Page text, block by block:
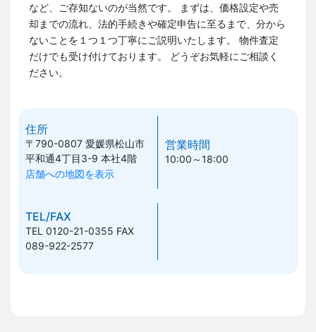
など、ご存知ないのが当然です。
まずは、価格設定や売
却までの流れ、法的手続きや確定申告に至るまで、分から
ないことを１つ１つ丁寧にご説明いたします。 物件査定
だけでも受け付けております。
どうぞお気軽にご相談く
ださい。
住所
〒790-0807愛媛県松山市
平和通4丁目3-9 本社4階
店舗への地図を表示
営業時間
10:00～18:00
TEL/FAX
TEL 0120-21-0355 FAX
089-922-2577